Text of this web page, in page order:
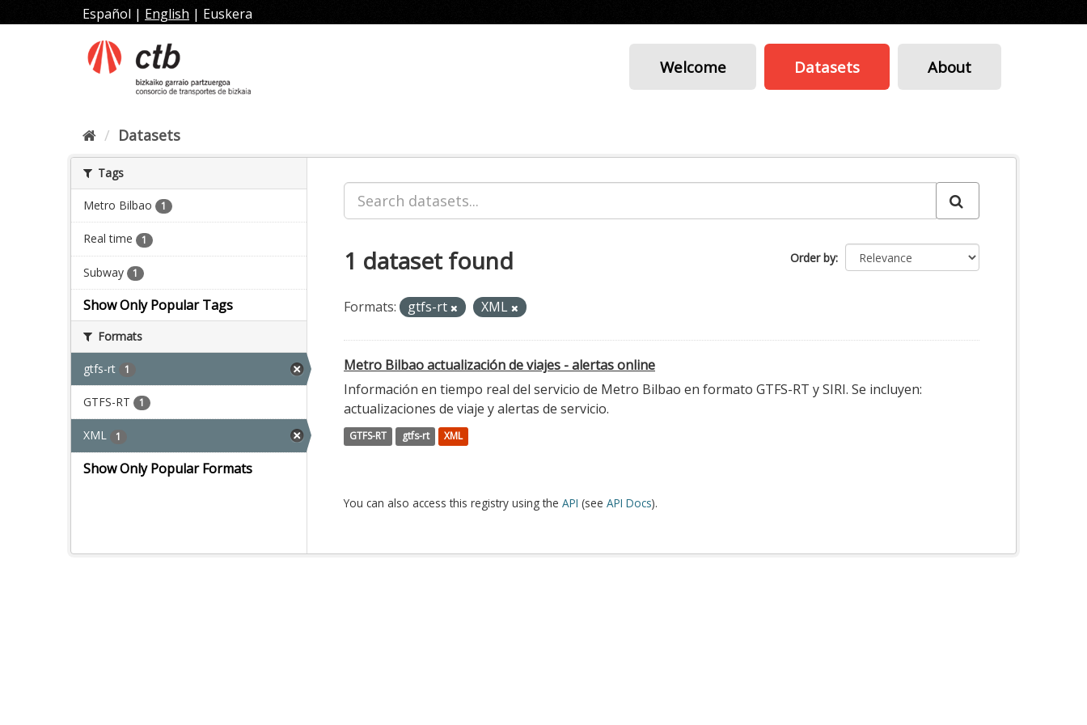
to
Español | English | Euskera
Welcome Datasets About
Datasets
Tags
Metro Bilbao 1
Real time 1
Subway 1
Show Only Popular Tags
Formats
gtfs-rt 1
GTFS-RT 1
XML 1
Show Only Popular Formats
Order by
1 dataset found
Formats: gtfs-rt XML
Metro Bilbao actualización de viajes - alertas online
Información en tiempo real del servicio de Metro Bilbao en formato GTFS-RT y SIRI. Se incluyen:
actualizaciones de viaje y alertas de servicio.
GTFS-RT gtfs-rt XML
You can also access this registry using the API (see API Docs).